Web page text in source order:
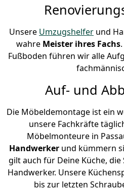
Unsere Umzugshelfer und
wahre Meister ihres Fachs
Fußboden führen wir alle
Auf- und
Die Möbeldemontage ist ein
unsere Fachkräfte
Möbelmonteure in
Handwerker und kümmern
gilt auch für Deine Küche,
Handwerker. Unsere
bis zur letzten